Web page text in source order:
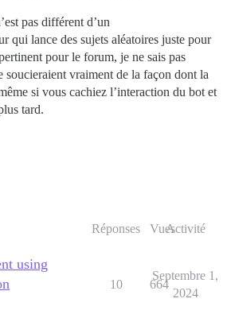
pas différent d’un
qui lance des sujets aléatoires juste pour
pour le forum, je ne sais pas
soucieraient vraiment de la façon dont la
si vous cachiez l’interaction du bot et
tard.
Réponses VuesActivité
using
10 664
Septembre 1,
2024